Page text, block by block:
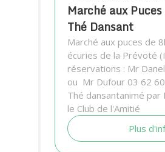
Marché aux
Thé Dansant
Marché aux puces de
écuries de la Prévoté
réservations : Mr
ou Mr Dufour 03 62
Thé dansantanimé par
le Club de l'Amitié
Plus